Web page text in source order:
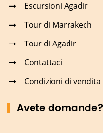
Escursioni Agadir
Tour di Marrakech
Tour di Agadir
Contattaci
Condizioni di vendita
Avete domande?